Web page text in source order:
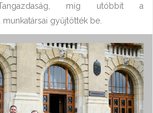
míg utóbbit a
gyűjtötték be.